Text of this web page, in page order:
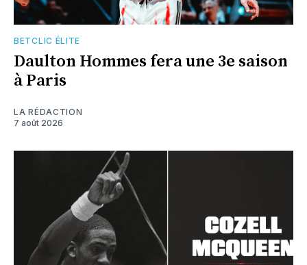
BETCLIC ÉLITE
Daulton Hommes fera une 3e saison
à Paris
LA RÉDACTION
7 août 2026